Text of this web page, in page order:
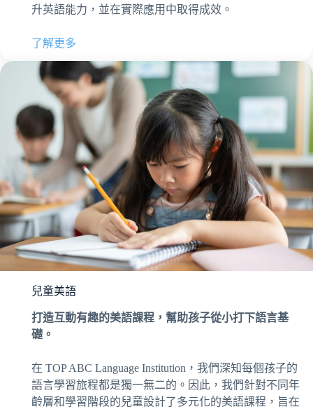
升英語能力，並在實際應用中取得成效。
了解更多
兒童美語
打造互動有趣的美語課程，幫助孩子從小打下語言基
礎。
在 TOP ABC Language Institution，我們深知每個孩子的
語言學習旅程都是獨一無二的。因此，我們針對不同年
齡層和學習階段的兒童設計了多元化的美語課程，旨在